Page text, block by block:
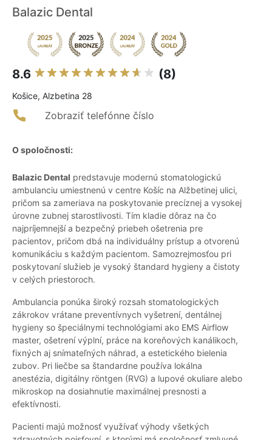
Balazic Dental
8.6 (8)
Košice, Alzbetina 28
Zobraziť telefónne číslo
O spoločnosti:
Balazic Dental predstavuje modernú stomatologickú
ambulanciu umiestnenú v centre Košíc na Alžbetinej ulici,
pričom sa zameriava na poskytovanie precíznej a vysokej
úrovne zubnej starostlivosti. Tím kladie dôraz na čo
najpríjemnejší a bezpečný priebeh ošetrenia pre
pacientov, pričom dbá na individuálny prístup a otvorenú
komunikáciu s každým pacientom. Samozrejmosťou pri
poskytovaní služieb je vysoký štandard hygieny a čistoty
v celých priestoroch.
Ambulancia ponúka široký rozsah stomatologických
zákrokov vrátane preventívnych vyšetrení, dentálnej
hygieny so špeciálnymi technológiami ako EMS Airflow
master, ošetrení výplní, práce na koreňových kanálikoch,
fixných aj snímateľných náhrad, a estetického bielenia
zubov. Pri liečbe sa štandardne používa lokálna
anestézia, digitálny röntgen (RVG) a lupové okuliare alebo
mikroskop na dosiahnutie maximálnej presnosti a
efektívnosti.
Pacienti majú možnosť využívať výhody všetkých